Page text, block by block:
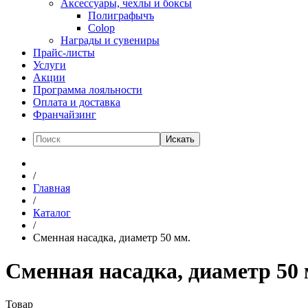
Аксессуары, чехлы и боксы
Полиграфычъ
Colop
Награды и сувениры
Прайс-листы
Услуги
Акции
Программа лояльности
Оплата и доставка
Франчайзинг
Искать
/
Главная
/
Каталог
/
Сменная насадка, диаметр 50 мм.
Сменная насадка, диаметр
Товар